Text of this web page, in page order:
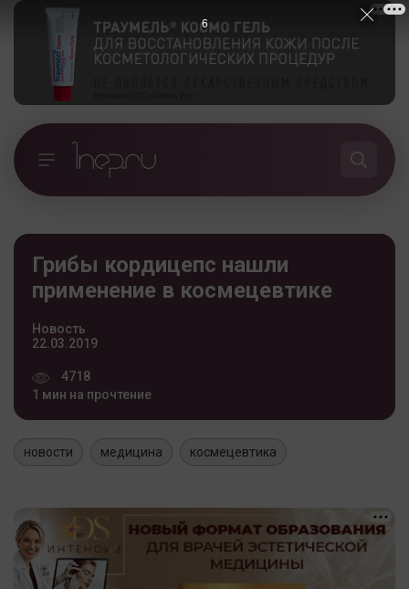
Грибы кордицепс нашли
применение в космецевтике
Новость
22.03.2019
4718
1 мин на прочтение
новости медицина космецевтика
5